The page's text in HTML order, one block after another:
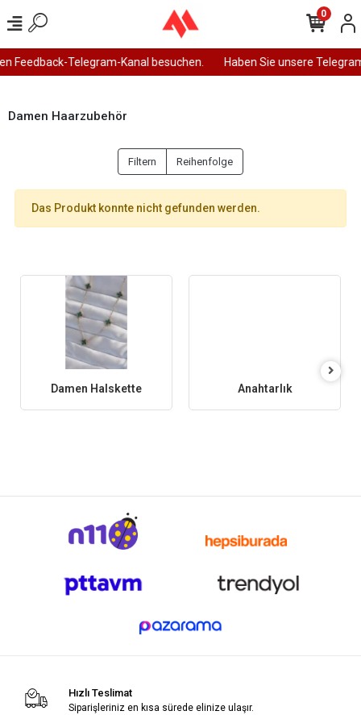
Feedback-Telegram-Kanal besuchen. Haben Sie unsere
0
Damen Haarzubehör
Filtern Reihenfolge
Das Produkt konnte nicht gefunden werden.
Damen Halskette Anahtarlık
Hızlı Teslimat
Siparişleriniz en kısa sürede elinize ulaşır.